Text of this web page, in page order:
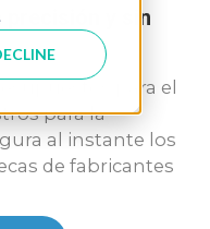
precisión y sin
para el
para la
al instante los
de fabricantes